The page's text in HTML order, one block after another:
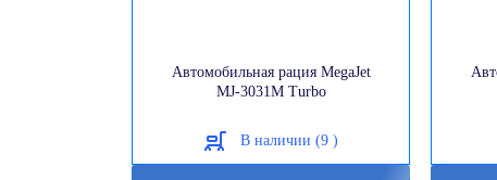
Автомобильная рация MegaJet
MJ-3031M Turbo
В наличии (9 )